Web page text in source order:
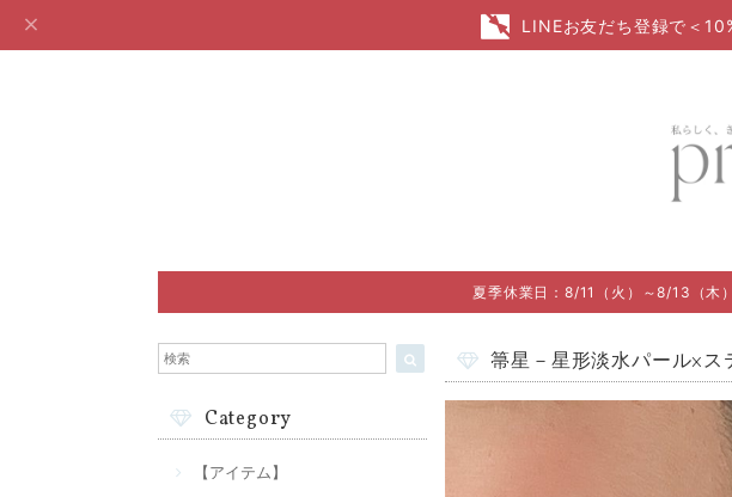
LINEお友だち登録で＜
夏季休業日：8/11（火）～8/13（木
Category
【アイテム】
箒星－星形淡水パール×ス